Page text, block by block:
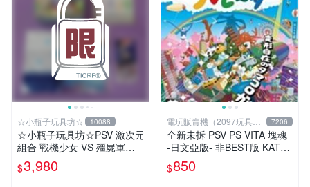
☆小瓶子玩具坊☆ 10088
☆小瓶子玩具坊☆PSV 激次元
組合 戰機少女 VS 殭屍軍團 a
nimate 店舖特典 限定版(日
版)+特典--CD
$3,980
電玩販賣機（2097玩具公
仔舖
7206
全新未拆 PSV PS VITA 塊魂
-日文亞版- 非BEST版 KATA
MARI
$850